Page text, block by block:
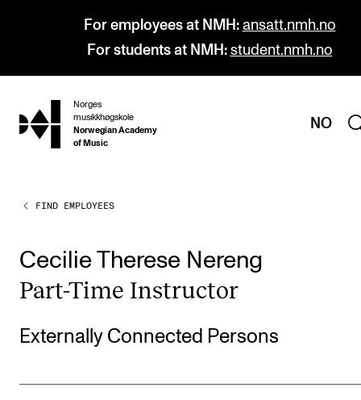
For employees at NMH: ansatt.nmh.no
For students at NMH: student.nmh.no
hjem
Norges
musikkhøgskole
Norwegian Academy
of Music
NO
PROGRAMMES
Undergraduate Programmes
Graduate Programmes
Doctoral Studies
FIND EMPLOYEES
Cecilie Therese Nereng
Part-Time Instruct­or
Externally Connected Persons